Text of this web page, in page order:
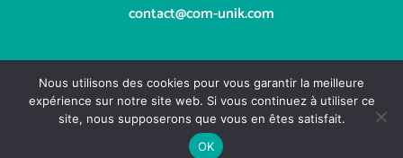
contact@com-unik.com
Copyright COM'UNIK
Nous utilisons des cookies pour vous garantir la meilleure
expérience sur notre site web. Si vous continuez à utiliser ce
site, nous supposerons que vous en êtes satisfait.
OK